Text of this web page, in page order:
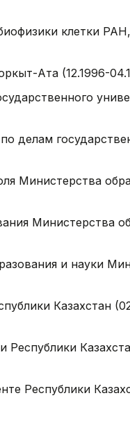
клетки
Ата (12.1996-
делам
Министерства
Министерства
и науки
Казахстан
Республики
Республики